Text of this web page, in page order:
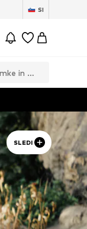
SI
SLEDI